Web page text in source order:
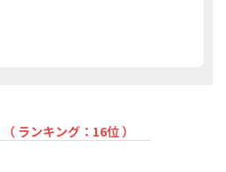
（ ランキング：16位 ）